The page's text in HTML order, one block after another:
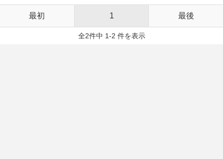
最初 1 最後
全2件中 1-2 件を表示